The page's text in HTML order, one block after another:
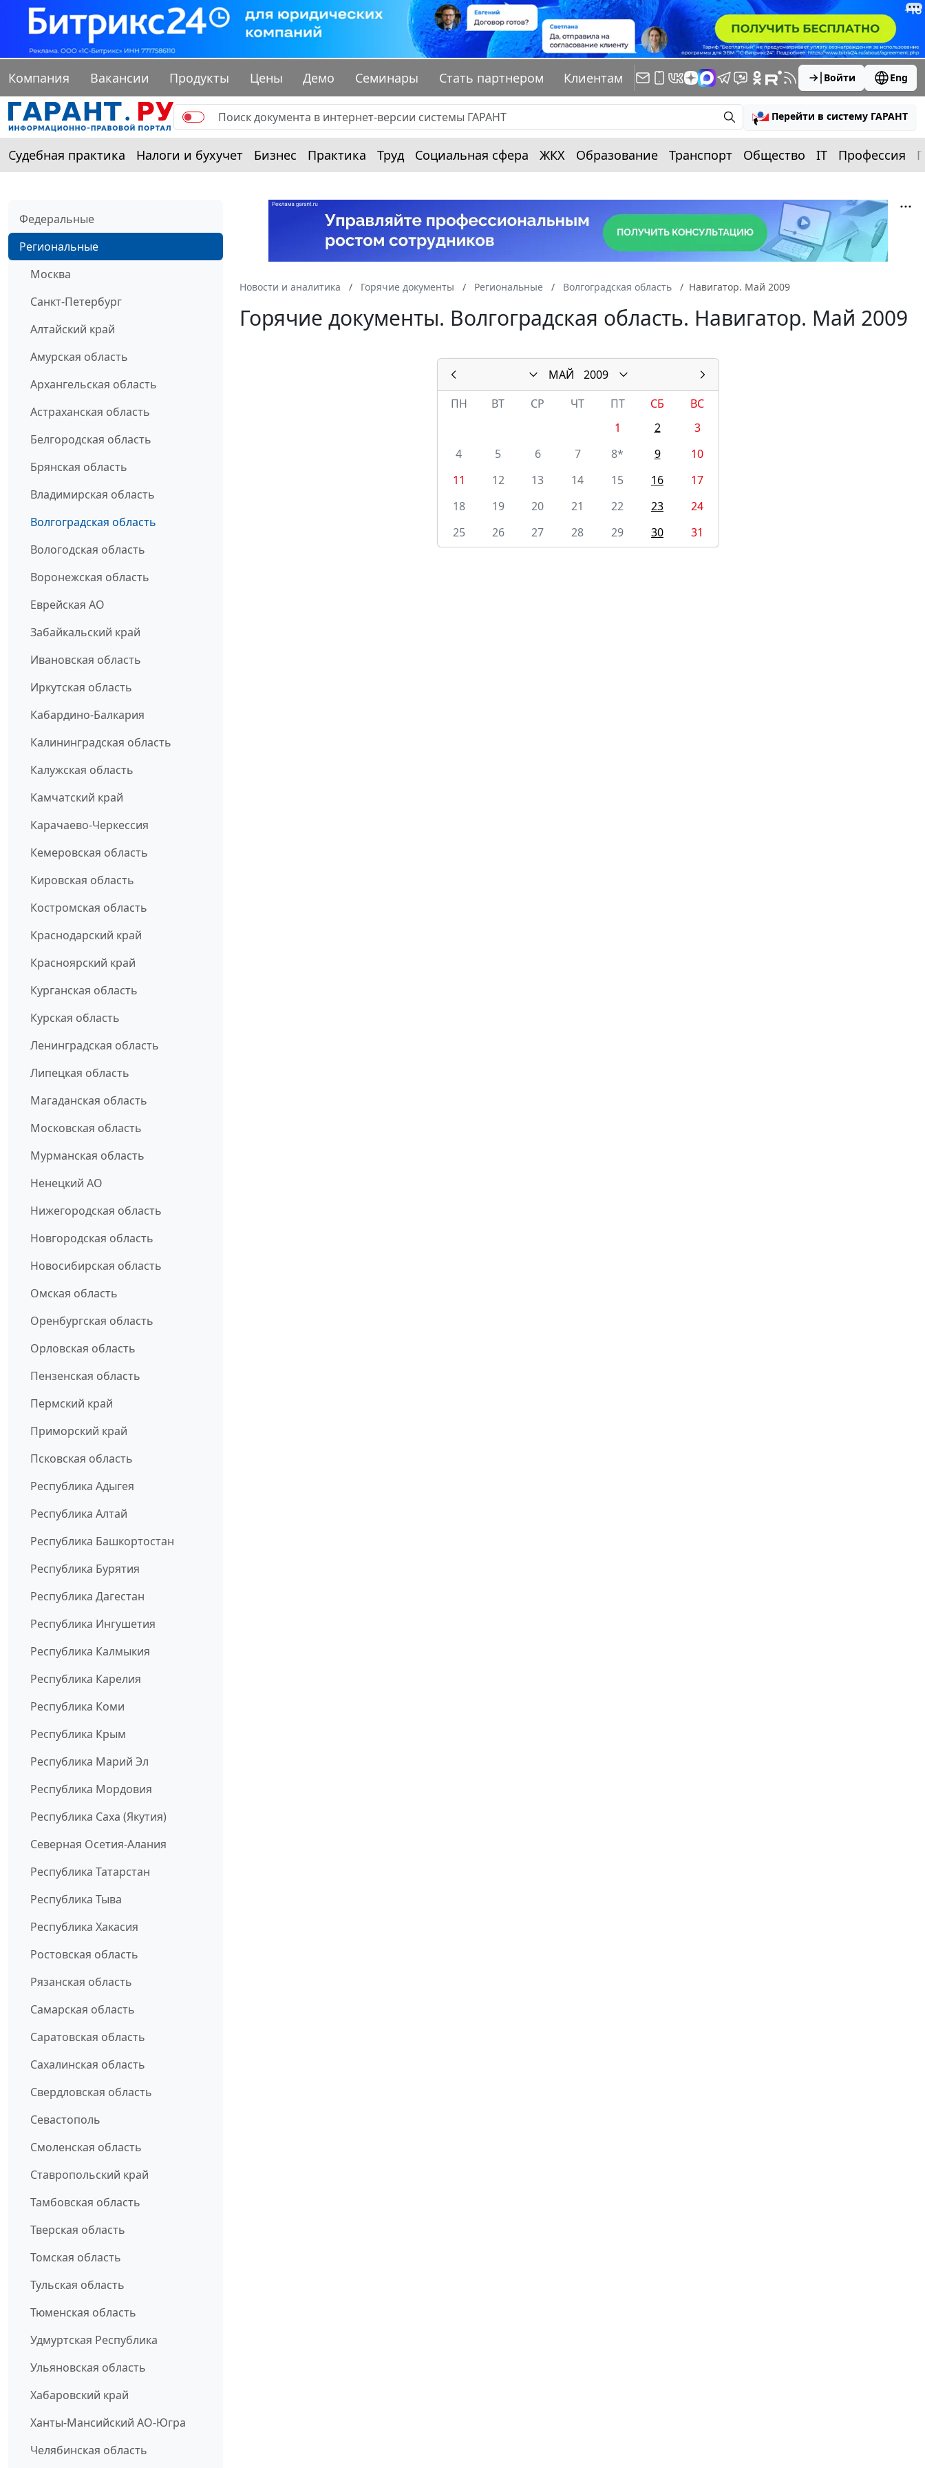
Компания Вакансии Продукты Цены Демо Семинары Стать партнером Клиентам Войти Eng
Перейти в систему ГАРАНТ
Судебная практика Налоги и бухучет Бизнес Практика Труд Социальная сфера ЖКХ Образование Транспорт Общество IT Профессия
Федеральные
Региональные
Москва
Санкт-Петербург
Алтайский край
Амурская область
Архангельская область
Астраханская область
Белгородская область
Брянская область
Владимирская область
Волгоградская область
Вологодская область
Воронежская область
Еврейская АО
Забайкальский край
Ивановская область
Иркутская область
Кабардино-Балкария
Калининградская область
Калужская область
Камчатский край
Карачаево-Черкессия
Кемеровская область
Кировская область
Костромская область
Краснодарский край
Красноярский край
Курганская область
Курская область
Ленинградская область
Липецкая область
Магаданская область
Московская область
Мурманская область
Ненецкий АО
Нижегородская область
Новгородская область
Новосибирская область
Омская область
Оренбургская область
Орловская область
Пензенская область
Пермский край
Приморский край
Псковская область
Республика Адыгея
Республика Алтай
Республика Башкортостан
Республика Бурятия
Республика Дагестан
Республика Ингушетия
Республика Калмыкия
Республика Карелия
Республика Коми
Республика Крым
Республика Марий Эл
Республика Мордовия
Республика Саха (Якутия)
Северная Осетия-Алания
Республика Татарстан
Республика Тыва
Республика Хакасия
Ростовская область
Рязанская область
Самарская область
Саратовская область
Сахалинская область
Свердловская область
Севастополь
Смоленская область
Ставропольский край
Тамбовская область
Тверская область
Томская область
Тульская область
Тюменская область
Удмуртская Республика
Ульяновская область
Хабаровский край
Ханты-Мансийский АО-Югра
Челябинская область
Новости и аналитика Горячие документы Региональные Волгоградская область Навигатор. Май 2009
Горячие документы. Волгоградская область. Навигатор. Май 2009
МАЙ
2009
ПН
ВТ СР ЧТ ПТ СБ
ВС
1
2
3
4
5 6 7 8* 9
10
11
12 13 14 15 16
17
18
19 20 21 22 23
24
25
26 27 28 29 30 31